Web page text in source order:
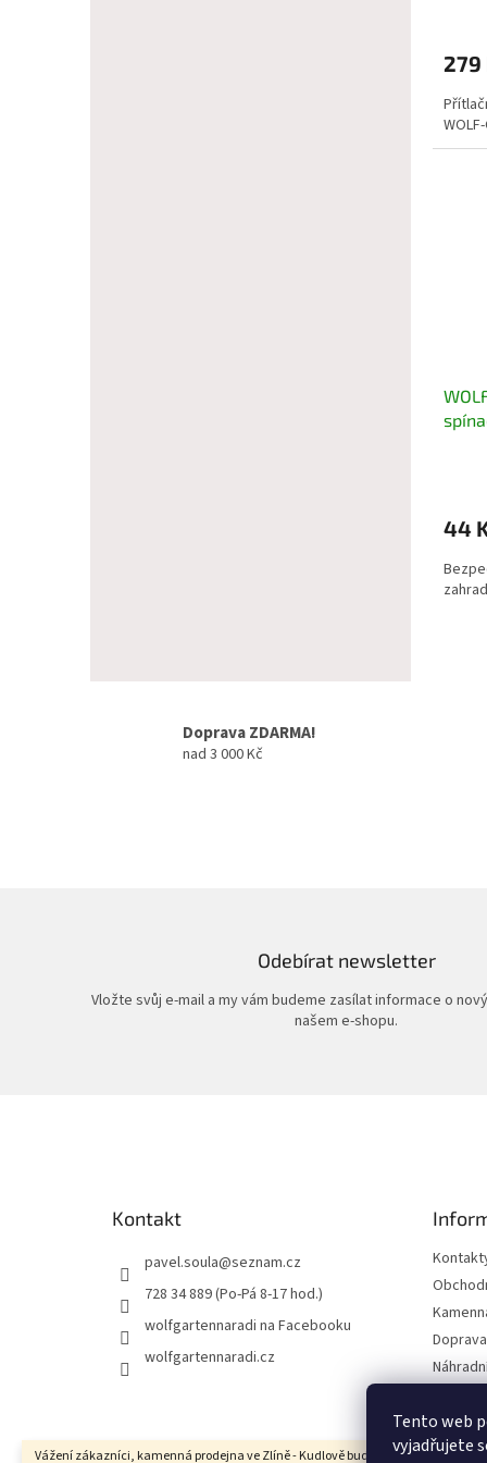
Tento web
vyjadřujete
Vážení zákazníci, kamenná prodejna ve Zlíně - Kudlově bude ve dnech 10.8. -
279
44
Doprava ZDARMA!
nad 3 000 Kč
Odebírat newsletter
Vložte svůj e-mail a my vám budeme zasílat informace o
našem e-shopu.
Kontakt
pavel.soula@seznam.cz
728 34 889 (Po-Pá 8-17 hod.)
wolfgartennaradi na Facebooku
wolfgartennaradi.cz
Moje